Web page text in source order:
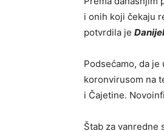
i onih koji čekaju
potvrdila je
Podsećamo, da
koronvirusom na
i Čajetine.
Štab za vanredne